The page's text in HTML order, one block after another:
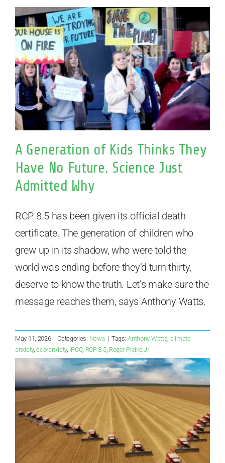
A Generation of Kids Thinks They
Have No Future. Science Just
Admitted Why
RCP 8.5 has been given its official death
certificate. The generation of children who
grew up in its shadow, who were told the
world was ending before they’d turn thirty,
deserve to know the truth. Let’s make sure the
message reaches them, says Anthony Watts.
May 11, 2026 | Categories: News | Tags:Anthony Watts climate
anxiety,eco-anxiety, IPCC, RCP 8.5, Roger Pielke Jr